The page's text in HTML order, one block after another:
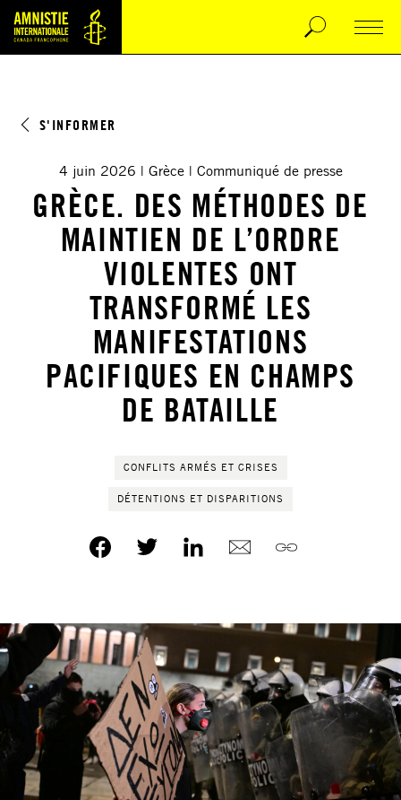
S'INFORMER
4 juin 2026 Grèce Communiqué de presse
GRÈCE. DES MÉTHODES DE
MAINTIEN DE L’ORDRE
VIOLENTES ONT
TRANSFORMÉ LES
MANIFESTATIONS
PACIFIQUES EN CHAMPS
DE BATAILLE
CONFLITS ARMÉS ET CRISES
DÉTENTIONS ET DISPARITIONS